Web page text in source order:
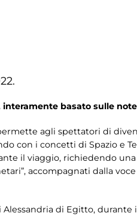
basato sulle
agli spettatori di
con i concetti di Spazio e
il viaggio, richiedendo
accompagnati dalla
di Egitto,